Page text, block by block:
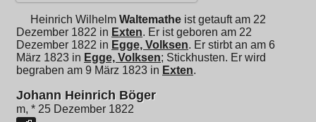
Heinrich Wilhelm Waltemathe ist getauft am 22
Dezember 1822 in Exten. Er ist geboren am 22
Dezember 1822 in Egge, Volksen. Er stirbt an am 6
März 1823 in Egge, Volksen; Stickhusten. Er wird
begraben am 9 März 1823 in Exten.
Johann Heinrich Böger
m, * 25 Dezember 1822